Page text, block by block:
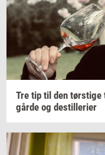
Tre tip til den tørsti­ge
går­de og destil­le­ri­er